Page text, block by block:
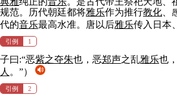
规范。历代朝廷都将雅乐作为推行教化
代的音乐最高水准。唐以后雅乐传入日本
引例 1
子曰:“恶紫之夺朱也，恶郑声之乱雅乐也
人 。”）
引例 2